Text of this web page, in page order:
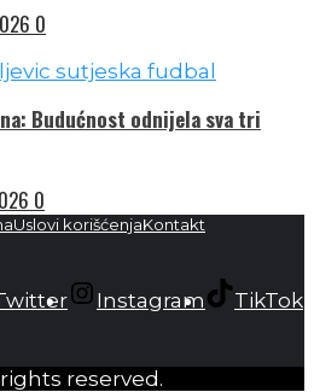
0
Budućnost odnijela sva tri
0
Uslovi korišćenjaKontakt
Instagram
TikTok
reserved.